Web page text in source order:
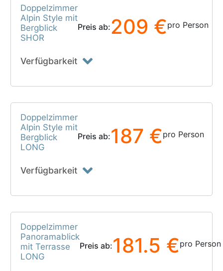
Doppelzimmer
Alpin Style mit
Bergblick
SHOR
Preis ab:209 €pro Person
Verfügbarkeit
Doppelzimmer
Alpin Style mit
Bergblick
LONG
Preis ab:187 €pro Person
Verfügbarkeit
Doppelzimmer
Panoramablick
mit Terrasse
LONG
Preis ab:181.5 €pro Person